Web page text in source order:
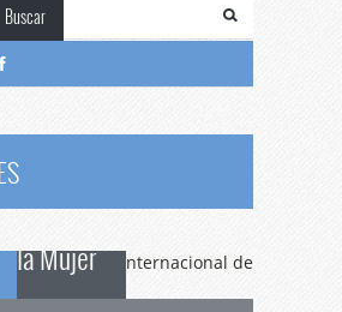
Buscar
CasaTurca celebra
el Día Internacional de
la Mujer